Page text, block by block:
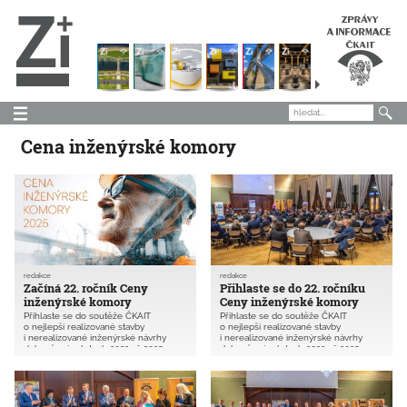
Cena inženýrské komory
Začíná 22. ročník Ceny
inženýrské komory
redakce
Přihlaste se do soutěže ČKAIT
o nejlepší realizované stavby
i nerealizované inženýrské návrhy
dokončené v letech 2023 až 2025.
náročné práce autorizovaných osob
z řad inženýrů, techniků a stavitelů při
přípravě, navrhování a realizaci staveb.
Přihlaste se do 22. ročníku
Ceny inženýrské komory
redakce
Přihlaste se do soutěže ČKAIT
o nejlepší realizované stavby
i nerealizované inženýrské návrhy
dokončené v letech 2023 až 2025.
náročné práce autorizovaných osob
z řad inženýrů, techniků a stavitelů při
přípravě, navrhování a realizaci staveb.